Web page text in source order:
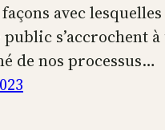
avec lesquelles
s’accrochent
de nos processus…